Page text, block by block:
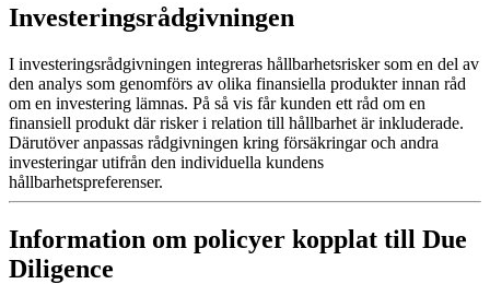
Investeringsrådgivningen
I investeringsrådgivningen integreras hållbarhetsrisker som en del av
den analys som genomförs av olika finansiella produkter innan råd
om en investering lämnas. På så vis får kunden ett råd om en
finansiell produkt där risker i relation till hållbarhet är inkluderade.
Därutöver anpassas rådgivningen kring försäkringar och andra
investeringar utifrån den individuella kundens
hållbarhetspreferenser.
Information om policyer kopplat till Due
Diligence